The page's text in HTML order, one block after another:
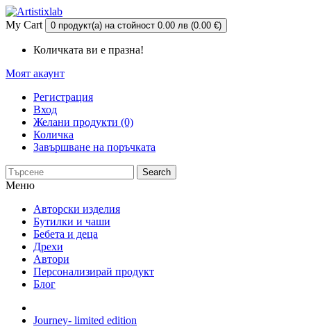
My Cart 0 продукт(а) на стойност 0.00 лв (0.00 €)
Количката ви е празна!
Моят акаунт
Регистрация
Вход
Желани продукти (0)
Количка
Завършване на поръчката
Search
Меню
Авторски изделия
Бутилки и чаши
Бебета и деца
Дрехи
Автори
Персонализирай продукт
Блог
Journey- limited edition